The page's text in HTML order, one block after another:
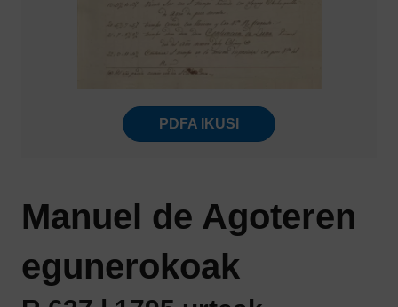
PDFA IKUSI
Manuel de Agoteren
egunerokoak